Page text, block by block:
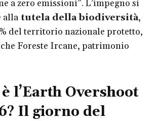
a zero emissioni”. L’impegno si
alla tutela della biodiversità,
del territorio nazionale protetto,
Foreste Ircane, patrimonio
l’Earth Overshoot
Il giorno del